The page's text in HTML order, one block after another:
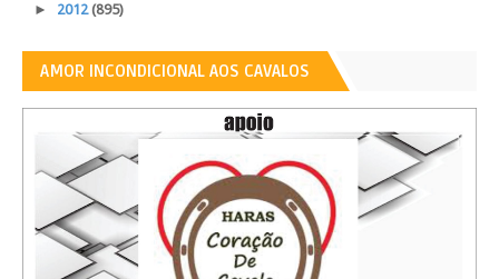
► 2012(895)
AMOR INCONDICIONAL AOS CAVALOS